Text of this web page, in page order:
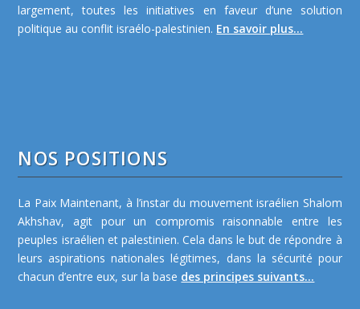
largement, toutes les initiatives en faveur d’une solution
politique au conflit israélo-palestinien. En savoir plus...
NOS POSITIONS
La Paix Maintenant, à l’instar du mouvement israélien Shalom
Akhshav, agit pour un compromis raisonnable entre les
peuples israélien et palestinien. Cela dans le but de répondre à
leurs aspirations nationales légitimes, dans la sécurité pour
chacun d’entre eux, sur la base des principes suivants...